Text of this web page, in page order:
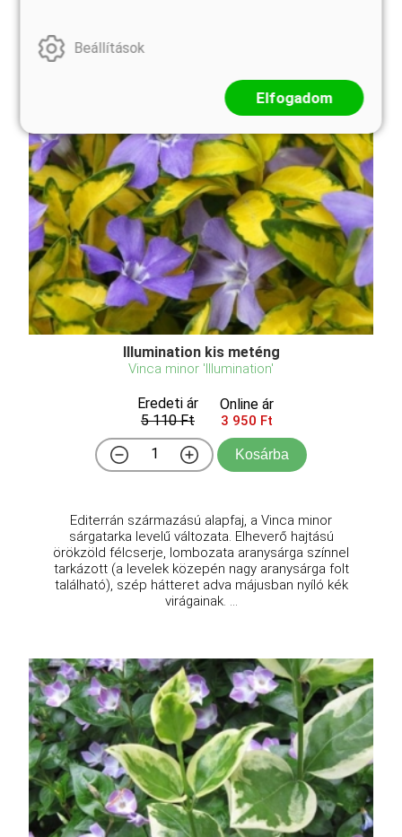
Illumination kis meténg
Vinca minor 'Illumination'
Eredeti ár
5 110 Ft
Online ár
3 950 Ft
Kosárba
Editerrán származású alapfaj, a Vinca minor
sárgatarka levelű változata. Elheverő hajtású
örökzöld félcserje, lombozata aranysárga színnel
tarkázott (a levelek közepén nagy aranysárga folt
található), szép hátteret adva májusban nyíló kék
virágainak. ...
Beállítások
Elfogadom